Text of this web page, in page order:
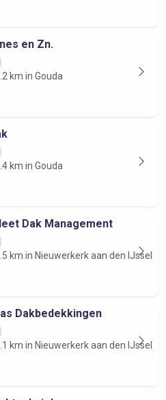
en Zn.
km in Gouda
km in Gouda
Dak Management
km in Nieuwerkerk aan den IJssel
Dakbedekkingen
km in Nieuwerkerk aan den IJssel